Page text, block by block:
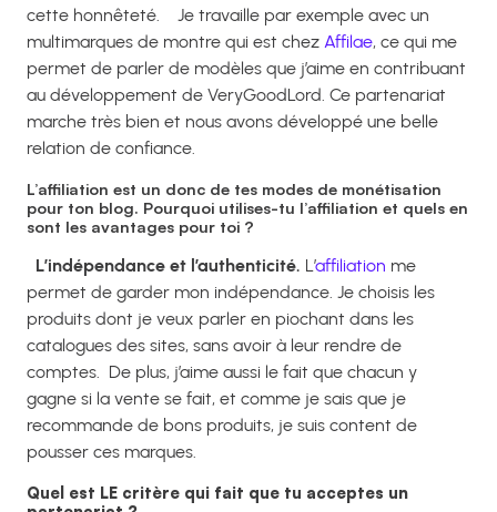
cette honnêteté.
Je travaille par exemple avec un
multimarques de montre qui est chez Affilae, ce qui me
permet de parler de modèles que j’aime en contribuant
au développement de VeryGoodLord. Ce partenariat
marche très bien et nous avons développé une belle
relation de confiance.
L’affiliation est un donc de tes modes de monétisation
pour ton blog. Pourquoi utilises-tu l’affiliation et quels en
sont les avantages pour toi ?
L’indépendance et l’authenticité. L’affiliation me
permet de garder mon indépendance. Je choisis les
produits dont je veux parler en piochant dans les
catalogues des sites, sans avoir à leur rendre de
comptes. De plus, j’aime aussi le fait que chacun y
gagne si la vente se fait, et comme je sais que je
recommande de bons produits, je suis content de
pousser ces marques.
Quel est LE critère qui fait que tu acceptes un